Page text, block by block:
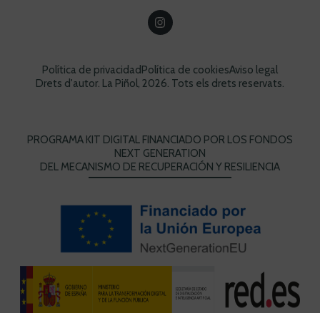
Drets d'autor. La Piñol, 2026. Tots els drets reservats.
Política de privacidadPolítica de cookiesAviso legal
PROGRAMA KIT DIGITAL FINANCIADO POR LOS FONDOS
NEXT GENERATION
DEL MECANISMO DE RECUPERACIÓN Y RESILIENCIA